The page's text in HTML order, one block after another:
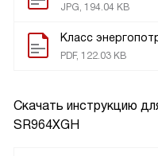
JPG, 194.04 KB
Класс
PDF, 122.03 KB
Скачать инструкцию
SR964XGH